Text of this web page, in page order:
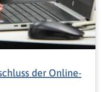
der Online-